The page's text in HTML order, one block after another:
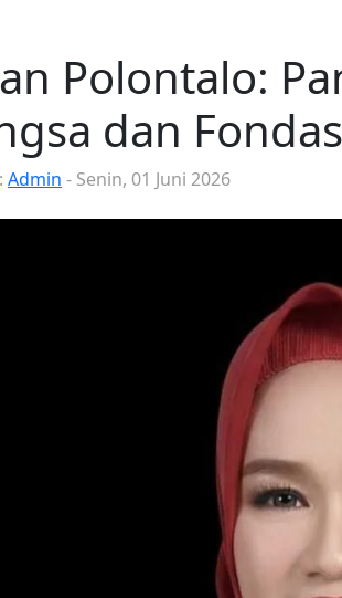
Polontalo:
dan
Admin - Senin, 01 Juni 2026